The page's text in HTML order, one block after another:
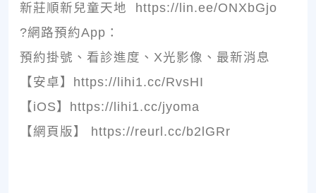
新莊順新兒童天地 https://lin.ee/ONXbGjo
?網路預約App：
預約掛號、看診進度、X光影像、最新消息
【安卓】https://lihi1.cc/RvsHI
【iOS】https://lihi1.cc/jyoma
【網頁版】 https://reurl.cc/b2lGRr